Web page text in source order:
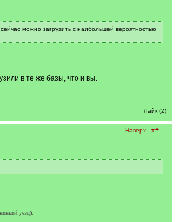
можно загрузить с наибольшей вероятностью
в те же базы, что и вы.
Лайк (2)
Наверх ##
уезд).